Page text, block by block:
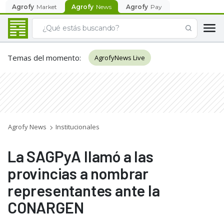
Agrofy Market Agrofy News Agrofy Pay
Temas del momento: AgrofyNews Live
Agrofy News Institucionales
La SAGPyA llamó a las
provincias a nombrar
representantes ante la
CONARGEN